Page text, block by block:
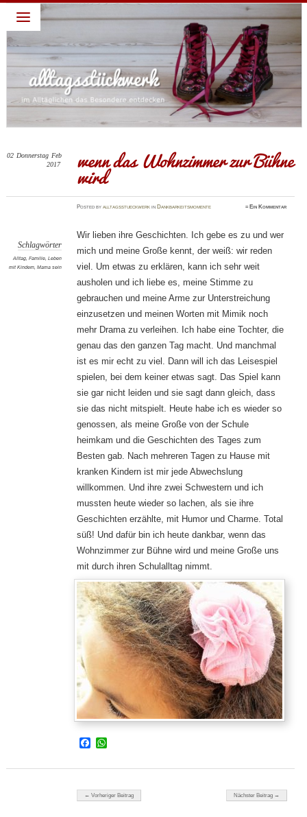
alltagsstückwerk
~ Leben lieben – Familie feiern: darum geht es in diesem
Blog: ein Jahr habe ich täglich eine Sache gepostet für die
ich Gott dankbar bin. Diese abendliche Gewohnheit verhalf
mir zu einem dankbaren Blick und deshalb schreibe ich
weiter. Dies ist nur ein Blick, ein kleiner Teil, ein kurzer
Moment meines Alltages, die schönen Momente festhalten,
die dankbaren Momente feiern…
wenn das Wohnzimmer zur Bühne
wird
02 Donnerstag Feb
2017
Postedbyalltagsstueckwerk in Dankbarkeitsmomente ≈ Ein Kommentar
Schlagwörter
Alltag, Familie, Leben
mit Kindern, Mama sein
Wir lieben ihre Geschichten. Ich gebe es zu und wer
mich und meine Große kennt, der weiß: wir reden
viel. Um etwas zu erklären, kann ich sehr weit
ausholen und ich liebe es, meine Stimme zu
gebrauchen und meine Arme zur Unterstreichung
einzusetzen und meinen Worten mit Mimik noch
mehr Drama zu verleihen. Ich habe eine Tochter, die
genau das den ganzen Tag macht. Und manchmal
ist es mir echt zu viel. Dann will ich das Leisespiel
spielen, bei dem keiner etwas sagt. Das Spiel kann
sie gar nicht leiden und sie sagt dann gleich, dass
sie das nicht mitspielt. Heute habe ich es wieder so
genossen, als meine Große von der Schule
heimkam und die Geschichten des Tages zum
Besten gab. Nach mehreren Tagen zu Hause mit
kranken Kindern ist mir jede Abwechslung
willkommen. Und ihre zwei Schwestern und ich
mussten heute wieder so lachen, als sie ihre
Geschichten erzählte, mit Humor und Charme. Total
süß! Und dafür bin ich heute dankbar, wenn das
Wohnzimmer zur Bühne wird und meine Große uns
mit durch ihren Schulalltag nimmt.
Facebook
WhatsApp
Beitragsnavigation
← Vorheriger Beitrag Nächster Beitrag →